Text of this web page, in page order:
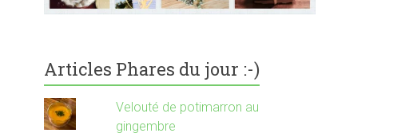
Articles Phares du jour :-)
Velouté de potimarron au
gingembre